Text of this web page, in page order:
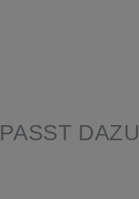
DAZU